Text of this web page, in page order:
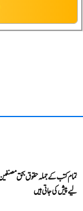
تمام کتب کے جملہ حقوق بحق مصنفین
لیے پیش کی جاتی ہیں